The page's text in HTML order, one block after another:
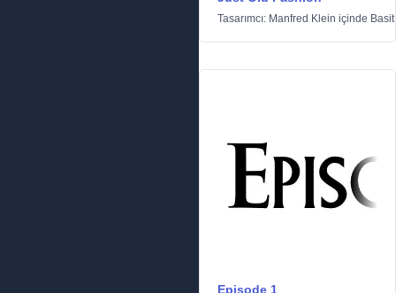
Tasarımcı: Manfred Klein içinde Basit
Episode 1